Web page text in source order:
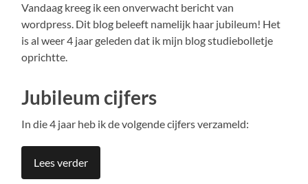
Vandaag kreeg ik een onverwacht bericht van
wordpress. Dit blog beleeft namelijk haar jubileum! Het
is al weer 4 jaar geleden dat ik mijn blog studiebolletje
oprichtte.
Jubileum cijfers
In die 4 jaar heb ik de volgende cijfers verzameld:
Lees verder